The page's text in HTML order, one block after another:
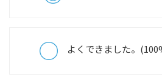
よくできました。